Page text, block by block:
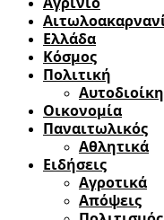
Ελλάδα
Κόσμος
Πολιτική
Οικονομία
Παναιτωλικός
Αθλητικά
Ειδήσεις
Αγροτικά
Απόψεις